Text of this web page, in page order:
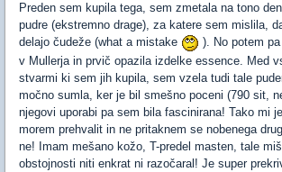
Preden sem kupila tega, sem zmetala na tono
pudre (ekstremno drage), za katere sem mislila,
delajo čudeže (what a mistake
). No potem
v Mullerja in prvič opazila izdelke essence. Med
stvarmi ki sem jih kupila, sem vzela tudi tale
močno sumla, ker je bil smešno poceni (790 sit,
njegovi uporabi pa sem bila fascinirana! Tako mi
morem prehvalit in ne pritaknem se nobenega
ne! Imam mešano kožo, T-predel masten, tale
obstojnosti niti enkrat ni razočaral! Je super